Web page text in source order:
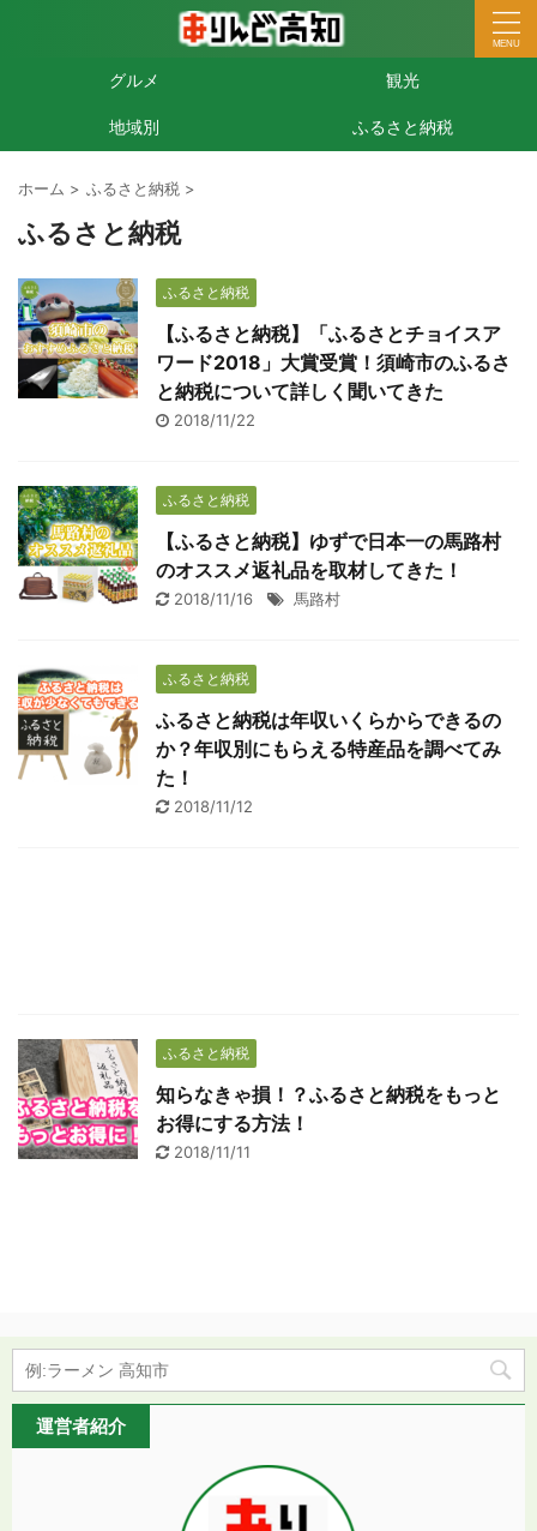
グルメ 観光
地域別 ふるさと納税
ホーム > ふるさと納税 >
ふるさと納税
ふるさと納税
【ふるさと納税】「ふるさとチョイスア
ワード2018」大賞受賞！須崎市のふるさ
と納税について詳しく聞いてきた
2018/11/22
ふるさと納税
【ふるさと納税】ゆずで日本一の馬路村
のオススメ返礼品を取材してきた！
2018/11/16 馬路村
ふるさと納税
ふるさと納税は年収いくらからできるの
か？年収別にもらえる特産品を調べてみ
た！
2018/11/12
ふるさと納税
知らなきゃ損！？ふるさと納税をもっと
お得にする方法！
2018/11/11
運営者紹介